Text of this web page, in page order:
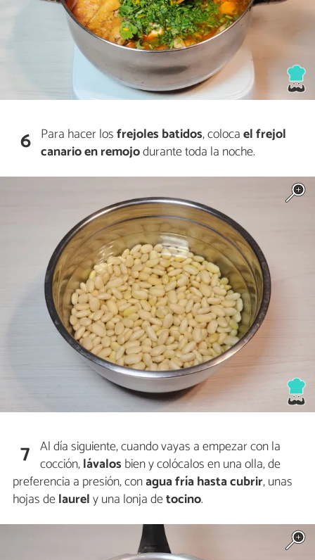
6 Para hacer losfrejoles batidos, colocael frejol
canarioenremojodurante toda la noche.
7 Al día siguiente, cuando vayas a empezar con la
cocción,lávalos bien y colócalos en una olla, de
preferencia a presión, conagua fría hasta cubrir, unas
hojas delaurely una lonja detocino.